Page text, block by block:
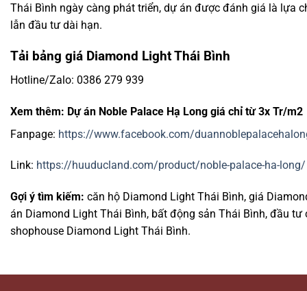
Thái Bình ngày càng phát triển, dự án được đánh giá là lựa
lẫn đầu tư dài hạn.
Tải bảng giá Diamond Light Thái Bình
Hotline/Zalo: 0386 279 939
Xem thêm: Dự án Noble Palace Hạ Long giá chỉ từ 3x Tr/m2
Fanpage: https://www.facebook.com/
Link: https://huuducland.com/product/noble-palace-ha-long/
Gợi ý tìm kiếm: căn hộ Diamond Light Thái Bình, giá
án Diamond Light Thái Bình, bất động sản Thái Bình, đầu
shophouse Diamond Light Thái Bình.